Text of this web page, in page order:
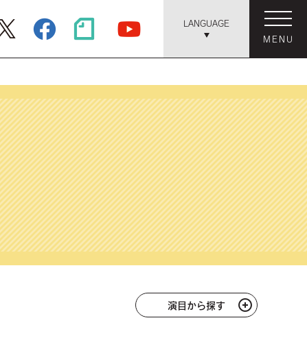
LANGUAGE
MENU
演目から探す